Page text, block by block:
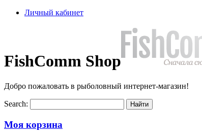
Личный кабинет
FishComm Shop
Добро пожаловать в рыболовный интернет-магазин!
Search:
Моя корзина